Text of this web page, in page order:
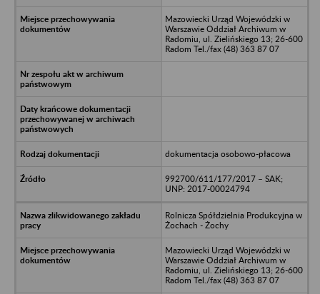
Mazowiecki Urząd Wojewódzki w
Warszawie Oddział Archiwum w
Radomiu, ul. Zielińskiego 13; 26-600
Radom Tel./fax (48) 363 87 07
dokumentacja osobowo-płacowa
992700/611/177/2017 – SAK;
UNP: 2017-00024794
Rolnicza Spółdzielnia Produkcyjna w
Żochach - Żochy
Mazowiecki Urząd Wojewódzki w
Warszawie Oddział Archiwum w
Radomiu, ul. Zielińskiego 13; 26-600
Radom Tel./fax (48) 363 87 07